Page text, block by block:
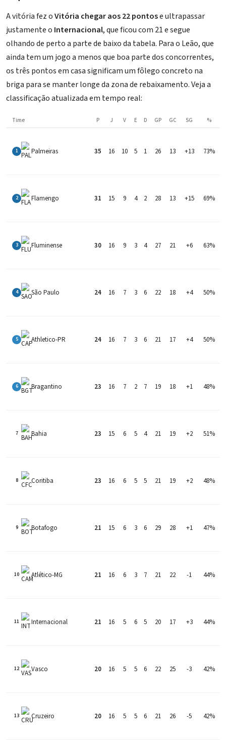
A vitória fez oVitória chegar aos 22 pontose ultrapassar
justamente o Internacional, que ficou com 21 e segue
olhando de perto a parte de baixo da tabela. Para o Leão, que
ainda tem um jogo a menos que boa parte dos concorrentes,
os três pontos em casa significam um fôlego concreto na
briga para se manter longe da zona de rebaixamento. Veja a
classificação atualizada em tempo real:
Time P J V E D GP GC SG %
1 Palmeiras 35 16 10 5 1 26 13 +13 73%
2 Flamengo 31 15 9 4 2 28 13 +15 69%
3 Fluminense 30 16 9 3 4 27 21 +6 63%
4 São Paulo 24 16 7 3 6 22 18 +4 50%
5 Athletico-PR 24 16 7 3 6 21 17 +4 50%
6 Bragantino 23 16 7 2 7 19 18 +1 48%
7 Bahia 23 15 6 5 4 21 19 +2 51%
8 Coritiba 23 16 6 5 5 21 19 +2 48%
9 Botafogo 21 15 6 3 6 29 28 +1 47%
10 Atlético-MG 21 16 6 3 7 21 22 -1 44%
11 Internacional 21 16 5 6 5 20 17 +3 44%
12 Vasco 20 16 5 5 6 22 25 -3 42%
13 Cruzeiro 20 16 5 5 6 21 26 -5 42%